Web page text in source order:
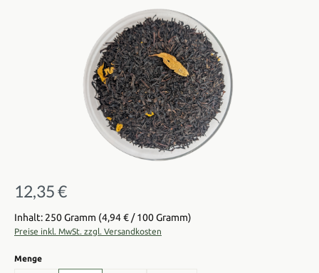
Bildergalerie überspringen
Regulärer Preis:
12,35 €
Inhalt: 250 Gramm (4,94 € / 100 Gramm)
Preise inkl. MwSt. zzgl. Versandkosten
Mengeauswählen